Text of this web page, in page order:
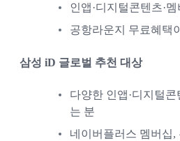
인앱·디지털콘텐츠·
공항라운지 무료혜택
삼성 iD 글로벌 추천 대상
다양한 인앱·디지털콘
는 분
네이버플러스 멤버십